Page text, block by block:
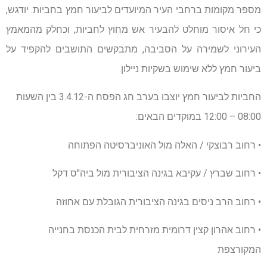
מספר מקומות ברחבי העיר המיועדים לביעור חמץ בחביות. יודגש,
כי חל איסור מוחלט להבעיר אש מחוץ לחביות, וכחלק מהמאמץ
העירוני לשמירה על הסביבה, מתבקשים התושבים להקפיד על
ביעור חמץ ללא שימוש בשקיות ניילון.
החביות לביעור חמץ יוצבו בערב חג הפסח ה-3.4.12 בין השעות
08:00 – 12:00 במוקדים הבאים:
• רחוב רבוצקי / האלה מול האוניברסיטה הפתוחה
• רחוב שברץ / עקיבא בגינה הציבורית מול ביה"ס דקל
• רחוב הרב ניסים בגינה הציבורית הגובלת עם אחוזה
• רחוב אהרון קצין דרומית מזרחית לבית הכנסת בחנייה
המקורצפת